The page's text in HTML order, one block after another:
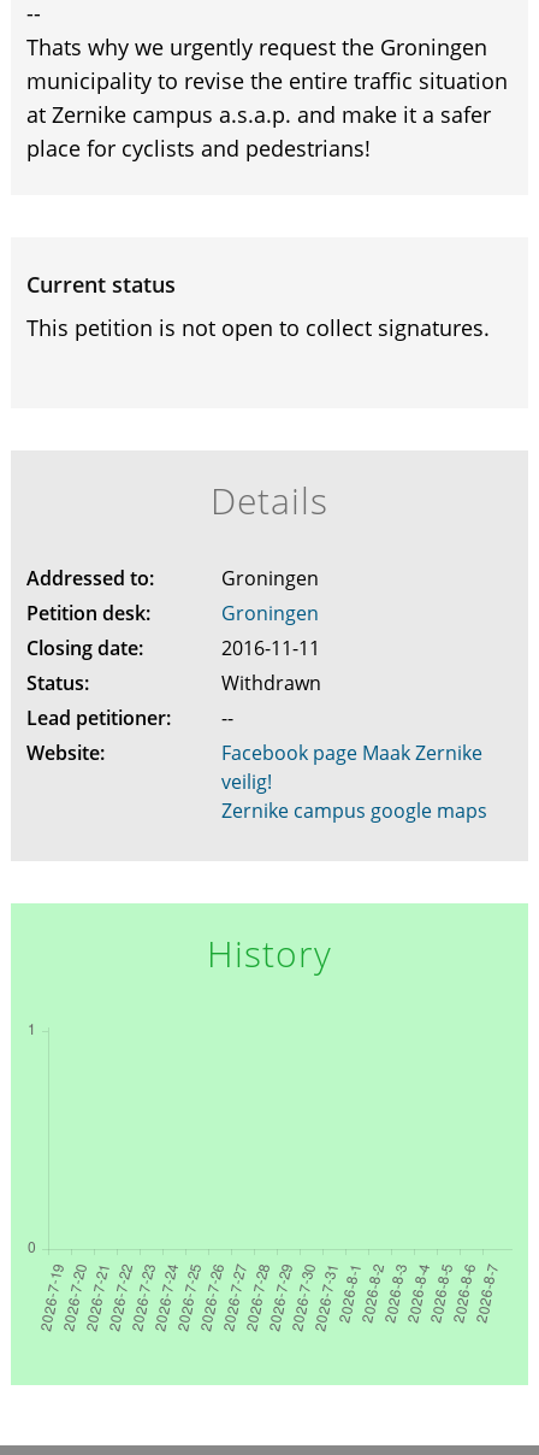
--
Thats why we urgently request the Groningen
municipality to revise the entire traffic situation
at Zernike campus a.s.a.p. and make it a safer
place for cyclists and pedestrians!
Current status
This petition is not open to collect signatures.
Details
Addressed to:
Groningen
Petition desk:
Groningen
Closing date:
2016-11-11
Status:
Withdrawn
Lead petitioner:
--
Website:
Facebook page Maak Zernike
veilig!
Zernike campus google maps
History